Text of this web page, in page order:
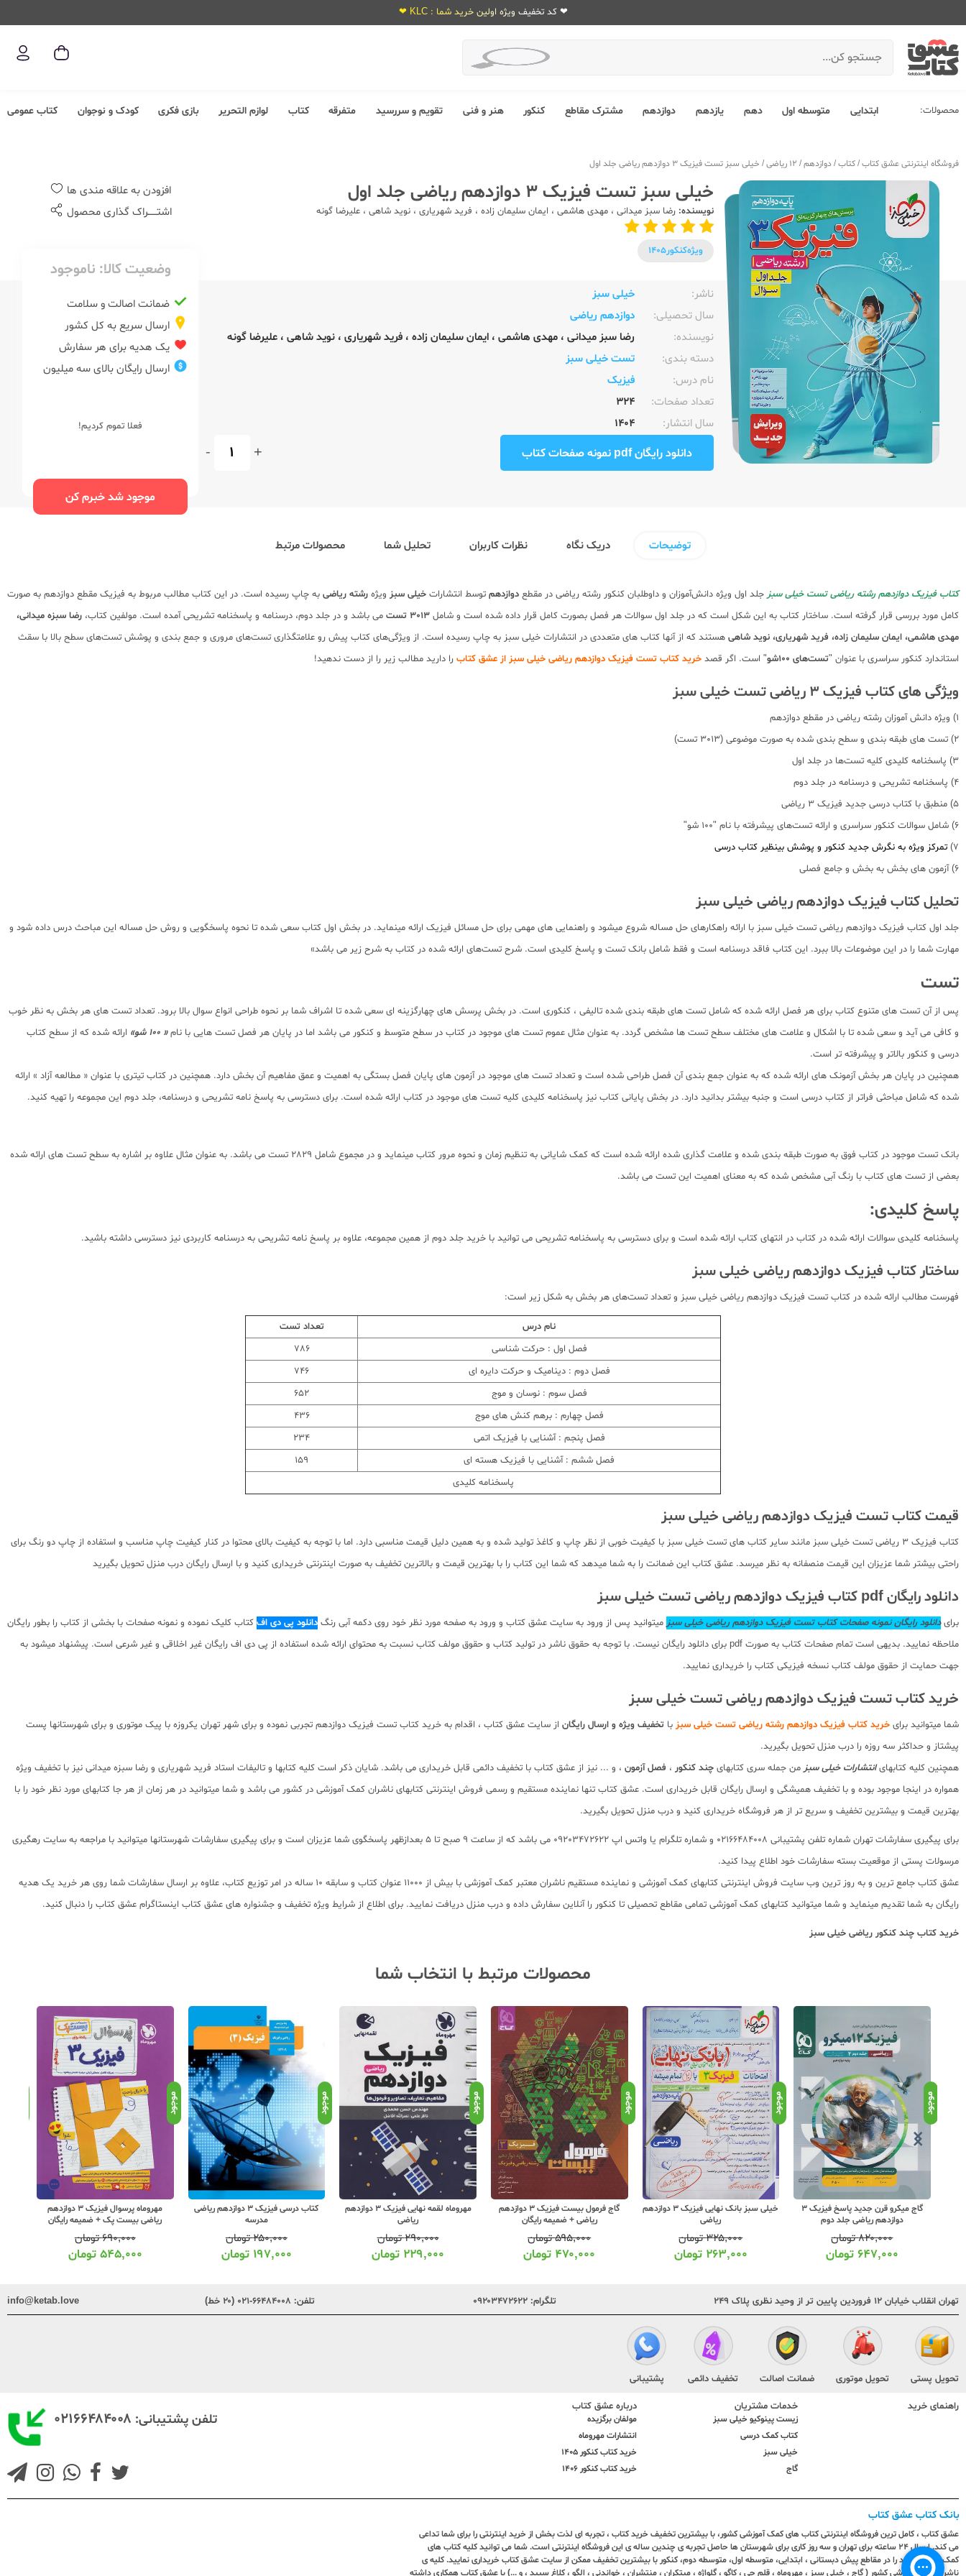
❤ کد تخفیف ویژه اولین خرید شما : KLC ❤
محصولات: ابتدایی متوسطه اول دهم یازدهم دوازدهم مشترک مقاطع کنکور هنر و فنی تقویم و سررسید متفرقه کتاب لوازم التحریر بازی فکری کودک و نوجوان کتاب عمومی
فروشگاه اینترنتی عشق کتاب/کتاب/دوازدهم/ 12 ریاضی / خیلی سبز تست فیزیک 3 دوازدهم ریاضی جلد اول
خیلی سبز تست فیزیک 3 دوازدهم ریاضی جلد اول
نویسنده: رضا سبز میدانی ، مهدی هاشمی ، ایمان سلیمان زاده ، فرید شهریاری ، نوید شاهی ، علیرضا گونه
ویژه‌کنکور1405
ناشر:‌
خیلی سبز
سال تحصیلی:‌
دوازدهم ریاضی
نویسنده:‌
رضا سبز میدانی ، مهدی هاشمی ، ایمان سلیمان زاده ، فرید شهریاری ، نوید شاهی ، علیرضا گونه
دسته بندی:
تست خیلی سبز
نام درس:
فیزیک
تعداد صفحات:‌
324
سال انتشار:‌
1404
دانلود رایگان pdf نمونه صفحات کتاب +
-
افزودن به علاقه مندی ها
اشتــــــراک گذاری محصول
وضعیت کالا: ناموجود
ضمانت اصالت و سلامت
ارسال سریع به کل کشور
یک هدیه برای هر سفارش
ارسال رایگان بالای سه میلیون
فعلا تموم کردیم!
موجود شد خبرم کن
توضیحات دریک نگاه نظرات کاربران تحلیل شما محصولات مرتبط
کتاب فیزیک دوازدهم رشته ریاضی تست خیلی سبزجلد اول ویژه دانش‌آموزان و داوطلبان کنکور رشته ریاضی در مقطع دوازدهم توسط انتشارات خیلی سبز ویژه رشته ریاضی به چاپ رسیده است. در این کتاب مطالب مربوط به فیزیک مقطع دوازدهم به صورت
کامل مورد بررسی قرار گرفته است. ساختار کتاب به این شکل است که در جلد اول سوالات هر فصل بصورت کامل قرار داده شده است و شامل 3013 تست می باشد و در جلد دوم، درسنامه و پاسخنامه تشریحی آمده است. مولفین کتاب، رضا سبزه میدانی،
مهدی هاشمی، ایمان سلیمان زاده، فرید شهریاری، نوید شاهی هستند که از آنها کتاب های متعددی در انتشارات خیلی سبز به چاپ رسیده است. از ویژگی‌های کتاب پیش رو علامتگذاری تست‌های مروری و جمع بندی و پوشش تست‌های سطح بالا با سقث
استاندارد کنکور سراسری با عنوان "تست‌های 100شو " است. اگر قصد خرید کتاب تست فیزیک دوازدهم ریاضی خیلی سبز از عشق کتاب را دارید مطالب زیر را از دست ندهید!
ویژگی های کتاب فیزیک 3 ریاضی تست خیلی سبز
1) ویژه دانش آموزان رشته ریاضی در مقطع دوازدهم
2) تست های طبقه بندی و سطح بندی شده به صورت موضوعی (3013 تست)
3) پاسخنامه کلیدی کلیه تست‌ها در جلد اول
4) پاسخنامه تشریحی و درسنامه در جلد دوم
5) منطبق با کتاب درسی جدید فیزیک 3 ریاضی
6) شامل سوالات کنکور سراسری و ارائه تست‌های پیشرفته با نام "100 شو"
7) تمرکز ویژه به نگرش جدید کنکور و پوشش بینظیر کتاب درسی
6) آزمون های بخش به بخش و جامع فصلی
تحلیل کتاب فیزیک دوازدهم ریاضی خیلی سبز
جلد اول کتاب فیزیک دوازدهم ریاضی تست خیلی سبز با ارائه راهکارهای حل مساله شروع میشود و راهنمایی های مهمی برای حل مسائل فیزیک ارائه مینماید. در بخش اول کتاب سعی شده تا نحوه پاسخگویی و روش حل مساله این مباحث درس داده شود و
مهارت شما را در این موضوعات بالا ببرد. این کتاب فاقد درسنامه است و فقط شامل بانک تست و پاسخ کلیدی است. شرح تست‌های ارائه شده در کتاب به شرح زیر می باشد»
تست
پس از آن تست های متنوع کتاب برای هر فصل ارائه شده که شامل تست های طبقه بندی شده تالیفی ، کنکوری است. در بخش پرسش های چهارگزینه ای سعی شده تا اشراف شما بر نحوه طراحی انواع سوال بالا برود. تعداد تست های هر بخش به نظر خوب
و کافی می آید و سعی شده تا با اشکال و علامت های مختلف سطح تست ها مشخص گردد. به عنوان مثال عموم تست های موجود در کتاب در سطح متوسط و کنکور می باشد اما در پایان هر فصل تست هایی با نام« 100 شو»
ارائه شده که از سطح کتاب
درسی و کنکور بالاتر و پیشرفته تر است.
همچنین در پایان هر بخش آزمونک های ارائه شده که به عنوان جمع بندی آن فصل طراحی شده است و تعداد تست های موجود در آزمون های پایان فصل بستگی به اهمیت و عمق مفاهیم آن بخش دارد. همچنین در کتاب تیتری با عنوان « مطالعه آزاد » ارائه
شده که شامل مباحثی فراتر از کتاب درسی است و جنبه بیشتر بدانید دارد. در بخش پایانی کتاب نیز پاسخنامه کلیدی کلیه تست های موجود در کتاب ارائه شده است. برای دسترسی به پاسخ نامه تشریحی و درسنامه، جلد دوم این مجموعه را تهیه کنید.
بانک تست موجود در کتاب فوق به صورت طبقه بندی شده و علامت گذاری شده ارائه شده است که کمک شایانی به تنظیم زمان و نحوه مرور کتاب مینماید و در مجموع شامل 2829 تست می باشد. به عنوان مثال علاوه بر اشاره به سطح تست های ارائه شده
بعضی از تست های کتاب با رنگ آبی مشخص شده که به معنای اهمیت این تست می باشد.
پاسخ کلیدی:
پاسخنامه کلیدی سوالات ارائه شده در کتاب در انتهای کتاب ارائه شده است و برای دسترسی به پاسخنامه تشریحی می توانید با خرید جلد دوم از همین مجموعه، علاوه بر پاسخ نامه تشریحی به درسنامه کاربردی نیز دسترسی داشته باشید.
ساختار کتاب فیزیک دوازدهم ریاضی خیلی سبز
فهرست مطالب ارائه شده در کتاب تست فیزیک دوازدهم ریاضی خیلی سبز و تعداد تست‌های هر بخش به شکل زیر است:
نام درس
تعداد تست
فصل اول : حرکت شناسی
786
فصل دوم : دینامیک و حرکت دایره ای
746
فصل سوم : نوسان و موج
652
فصل چهارم : برهم کنش های موج
436
فصل پنجم : آشنایی با فیزیک اتمی
234
فصل ششم : آشنایی با فیزیک هسته ای
159
پاسخنامه کلیدی
قیمت کتاب تست فیزیک دوازدهم ریاضی خیلی سبز
کتاب فیزیک 3 ریاضی تست خیلی سبز مانند سایر کتاب های تست خیلی سبز با کیفیت خوبی از نظر چاپ و کاغذ تولید شده و به همین دلیل قیمت مناسبی دارد. اما با توجه به کیفیت بالای محتوا در کنار کیفیت چاپ مناسب و استفاده از چاپ دو رنگ برای
راحتی بیشتر شما عزیزان این قیمت منصفانه به نظر میرسد. عشق کتاب این ضمانت را به شما میدهد که شما این کتاب را با بهترین قیمت و بالاترین تخفیف به صورت اینترنتی خریداری کنید و با ارسال رایگان درب منزل تحویل بگیرید
دانلود رایگان pdf کتاب فیزیک دوازدهم ریاضی تست خیلی سبز
برایدانلود رایگان نمونه صفحات کتاب تست فیزیک دوازدهم ریاضی خیلی سبزمیتوانید پس از ورود به سایت عشق کتاب و ورود به صفحه مورد نظر خود روی دکمه آبی رنگ دانلود پی دی اف کتاب کلیک نموده و نمونه صفحات با بخشی از کتاب را بطور رایگان
ملاحظه نمایید. بدیهی است تمام صفحات کتاب به صورت pdf برای دانلود رایگان نیست. با توجه به حقوق ناشر در تولید کتاب و حقوق مولف کتاب نسبت به محتوای ارائه شده استفاده از پی دی اف رایگان غیر اخلاقی و غیر شرعی است. پیشنهاد میشود به
جهت حمایت از حقوق مولف کتاب نسخه فیزیکی کتاب را خریداری نمایید.
خرید کتاب تست فیزیک دوازدهم ریاضی تست خیلی سبز
شما میتوانید برای خرید کتاب فیزیک دوازدهم رشته ریاضی تست خیلی سبز با تخفیف ویژه و ارسال رایگان از سایت عشق کتاب ، اقدام به خرید کتاب تست فیزیک دوازدهم تجربی نموده و برای شهر تهران یکروزه با پیک موتوری و برای شهرستانها پست
پیشتاز و حداکثر سه روزه را درب منزل تحویل بگیرید.
همچنین کلیه کتابهایانتشارات خیلی سبزمن جمله سری کتابهای چند کنکور ، فصل آزمون ، و ... نیز از عشق کتاب با تخفیف دائمی قابل خریداری می باشد. شایان ذکر است کلیه کتابها و تالیفات استاد فرید شهریاری و رضا سبزه میدانی نیز با تخفیف ویژه
همواره در اینجا موجود بوده و با تخفیف همیشگی و ارسال رایگان قابل خریداری است. عشق کتاب تنها نماینده مستقیم و رسمی فروش اینترنتی کتابهای ناشران کمک آموزشی در کشور می باشد و شما میتوانید در هر زمان از هر جا کتابهای مورد نظر خود را با
بهترین قیمت و بیشترین تخفیف و سریع تر از هر فروشگاه خریداری کنید و درب منزل تحویل بگیرید.
برای پیگیری سفارشات تهران شماره تلفن پشتیبانی 02166484008 و شماره تلگرام یا واتس اپ 09203472622 می باشد که از ساعت 9 صبح تا 5 بعدازظهر پاسخگوی شما عزیزان است و برای پیگیری سفارشات شهرستانها میتوانید با مراجعه به سایت رهگیری
مرسولات پستی از موقعیت بسته سفارشات خود اطلاع پیدا کنید.
عشق کتاب جامع ترین و به روز ترین وب سایت فروش اینترنتی کتابهای کمک آموزشی و نماینده مستقیم ناشران معتبر کمک آموزشی با بیش از 11000 عنوان کتاب و سابقه 10 ساله در امر توزیع کتاب، علاوه بر ارسال سفارشات شما روی هر خرید یک هدیه
رایگان به شما تقدیم مینماید و شما میتوانید کتابهای کمک آموزشی تمامی مقاطع تحصیلی تا کنکور را آنلاین سفارش داده و درب منزل دریافت نمایید. برای اطلاع از شرایط ویژه تخفیف و جشنواره های عشق کتاب اینستاگرام عشق کتاب را دنبال کنید.
خرید کتاب چند کنکور ریاضی خیلی سبز
محصولات مرتبط با انتخاب شما
موجود
گاج میکرو قرن جدید پاسخ فیزیک 3
دوازدهم ریاضی جلد دوم
۸۲۰,۰۰۰تومان
۶۴۷,۰۰۰ تومان
موجود
خیلی سبز بانک نهایی فیزیک 3 دوازدهم
ریاضی
۳۲۵,۰۰۰تومان
۲۶۳,۰۰۰ تومان
موجود
گاج فرمول بیست فیزیک 3 دوازدهم
ریاضی + ضمیمه رایگان
۵۹۵,۰۰۰تومان
۴۷۰,۰۰۰ تومان
موجود
مهروماه لقمه نهایی فیزیک 3 دوازدهم
ریاضی
۲۹۰,۰۰۰تومان
۲۲۹,۰۰۰ تومان
موجود
کتاب درسی فیزیک 3 دوازدهم ریاضی
مدرسه
۲۵۰,۰۰۰تومان
۱۹۷,۰۰۰ تومان
موجود
مهروماه پرسوال فیزیک 3 دوازدهم
ریاضی بیست پک + ضمیمه رایگان
۶۹۰,۰۰۰تومان
۵۴۵,۰۰۰ تومان
تهران انقلاب خیابان ۱۲ فروردین پایین تر از وحید نظری پلاک ۲۴۹ تلگرام: ۰۹۲۰۳۴۷۲۶۲۲ تلفن: ۶۶۴۸۴۰۰۸-۰۲۱ (۲۰ خط) info@ketab.love
تحویل پستی تحویل موتوری ضمانت اصالت تخفیف دائمی پشتیبانی
راهنمای خرید خدمات مشتریان
زیست پینوکیو خیلی سبز
کتاب کمک درسی
خیلی سبز
گاج
درباره عشق کتاب
مولفان برگزیده
انتشارات مهروماه
خرید کتاب کنکور 1405
خرید کتاب کنکور 1406
تلفن پشتیبانی: ۰۲۱۶۶۴۸۴۰۰۸
بانک کتاب عشق کتاب
عشق کتاب ، کامل ترین فروشگاه اینترنتی کتاب های کمک آموزشی کشور، با بیشترین تخفیف خرید کتاب ، تجربه ای لذت بخش از خرید اینترنتی را برای شما تداعی
می کند. ارسال ٢٤ ساعته برای تهران و سه روز کاری برای شهرستان ها حاصل تجربه ی چندین ساله ی این فروشگاه اینترنتی است. شما می توانید کلیه کتاب های
کمک آموزشی خود را در مقاطع پیش دبستانی ، ابتدایی، متوسطه اول، متوسطه دوم، کنکور با بیشترین تخفیف ممکن از سایت عشق کتاب خریداری نمایید. کلیه ی
ناشران کمک آموزشی کشور ( گاج ، خیلی سبز ، مهروماه ، قلم چی ، کاگو ، گلواژه ، مبتکران ، منتشران ، خواندنی ، الگو ، کلاغ سپید ، و ...) با عشق کتاب همکاری داشته